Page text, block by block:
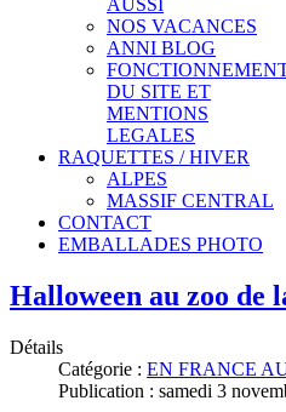
AUSSI
NOS VACANCES
ANNI BLOG
DU SITE ET
MENTIONS
LEGALES
RAQUETTES / HIVER
ALPES
MASSIF CENTRAL
CONTACT
EMBALLADES PHOTO
Halloween au zoo de
Détails
Catégorie : EN FRANCE
Publication : samedi 3